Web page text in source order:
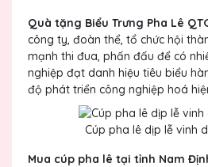
Quà tặng Biểu Trưng Pha Lê
công ty, đoàn thể, tổ chức hội
mạnh thi đua, phấn đấu để có
nghiệp đạt danh hiệu tiêu biểu
độ phát triển công nghiệp hoá
Cúp pha lê dịp lễ vinh
Mua cúp pha lê tại tỉnh Nam